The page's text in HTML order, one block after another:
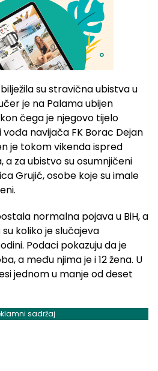
su stravična ubistva u
je na Palama ubijen
čega je njegovo tijelo
vođa navijača FK Borac Dejan
je tokom vikenda ispred
za ubistvo su osumnjičeni
Grujić, osobe koje su imale
normalna pojava u BiH, a
koliko je slučajeva
Podaci pokazuju da je
a među njima je i 12 žena. U
jednom u manje od deset
sadržaj